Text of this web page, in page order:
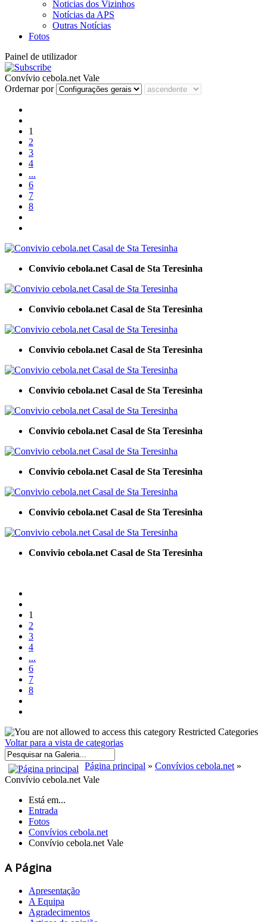
Noticias dos Vizinhos
Notícias da APS
Outras Notícias
Fotos
Painel de utilizador
Convívio cebola.net Vale
Ordernar por
1
2
3
4
...
6
7
8
Convivio cebola.net Casal de Sta Teresinha
Convivio cebola.net Casal de Sta Teresinha
Convivio cebola.net Casal de Sta Teresinha
Convivio cebola.net Casal de Sta Teresinha
Convivio cebola.net Casal de Sta Teresinha
Convivio cebola.net Casal de Sta Teresinha
Convivio cebola.net Casal de Sta Teresinha
Convivio cebola.net Casal de Sta Teresinha
1
2
3
4
...
6
7
8
Restricted Categories
Voltar para a vista de categorias
Página principal » Convívios cebola.net »
Convívio cebola.net Vale
Está em...
Entrada
Fotos
Convívios cebola.net
Convívio cebola.net Vale
A Página
Apresentação
A Equipa
Agradecimentos